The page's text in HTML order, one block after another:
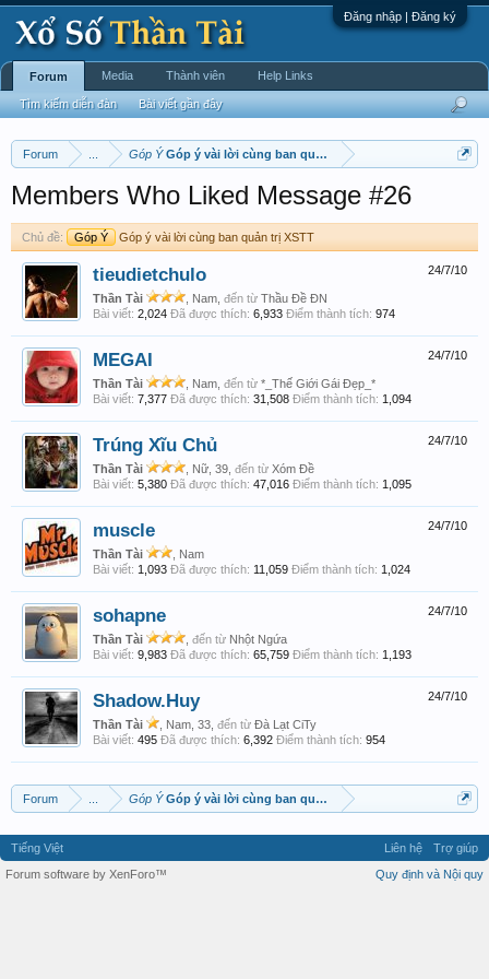
Đăng nhập | Đăng ký
Forum Góp ÝGóp ý vài lời cùng ban quản trị XSTT
Members Who Liked Message #26
Chủ đề: Góp Ý Góp ý vài lời cùng ban quản trị XSTT
24/7/10
tieudietchulo
Thần Tài , Nam, đến từ Thầu Đề ĐN
Bài viết: 2,024 Đã được thích: 6,933 Điểm thành tích: 974
24/7/10
MEGAI
Thần Tài , Nam, đến từ *_Thế Giới Gái Đẹp_*
Bài viết: 7,377 Đã được thích: 31,508 Điểm thành tích: 1,094
24/7/10
Trúng Xĩu Chủ
Thần Tài , Nữ, 39, đến từ Xóm Đề
Bài viết: 5,380 Đã được thích: 47,016 Điểm thành tích: 1,095
24/7/10
muscle
Thần Tài
, Nam
Bài viết: 1,093 Đã được thích: 11,059 Điểm thành tích: 1,024
24/7/10
sohapne
Thần Tài đến từ Nhột Ngứa
Bài viết: 9,983 Đã được thích: 65,759 Điểm thành tích: 1,193
24/7/10
Shadow.Huy
Thần Tài , Nam, 33, đến từ Đà Lạt CiTy
Bài viết: 495 Đã được thích: 6,392 Điểm thành tích: 954
Forum Góp ÝGóp ý vài lời cùng ban quản trị XSTT
Forum
Tìm kiếm diễn đàn Bài viết gần đây
Media Thành viên Help Links
Tiếng Việt Liên hệ
Trợ giúp
Quy định và Nội quy
Forum software by XenForo™